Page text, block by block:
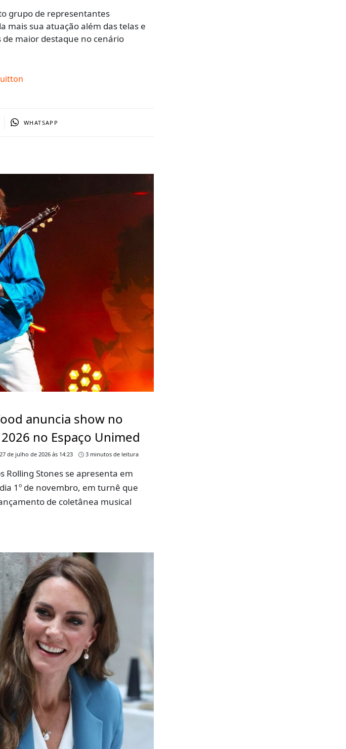
grupo de representantes
mais sua atuação além das telas e
maior destaque no cenário
WHATSAPP
anuncia show no
no Espaço Unimed
27 de julho de 2026 às 14:23 3 minutos de leitura
Rolling Stones se apresenta em
1º de novembro, em turnê que
de coletânea musical